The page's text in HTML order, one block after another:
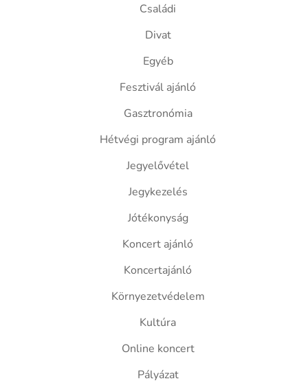
Családi
Divat
Egyéb
Fesztivál ajánló
Gasztronómia
Hétvégi program ajánló
Jegyelővétel
Jegykezelés
Jótékonyság
Koncert ajánló
Koncertajánló
Környezetvédelem
Kultúra
Online koncert
Pályázat